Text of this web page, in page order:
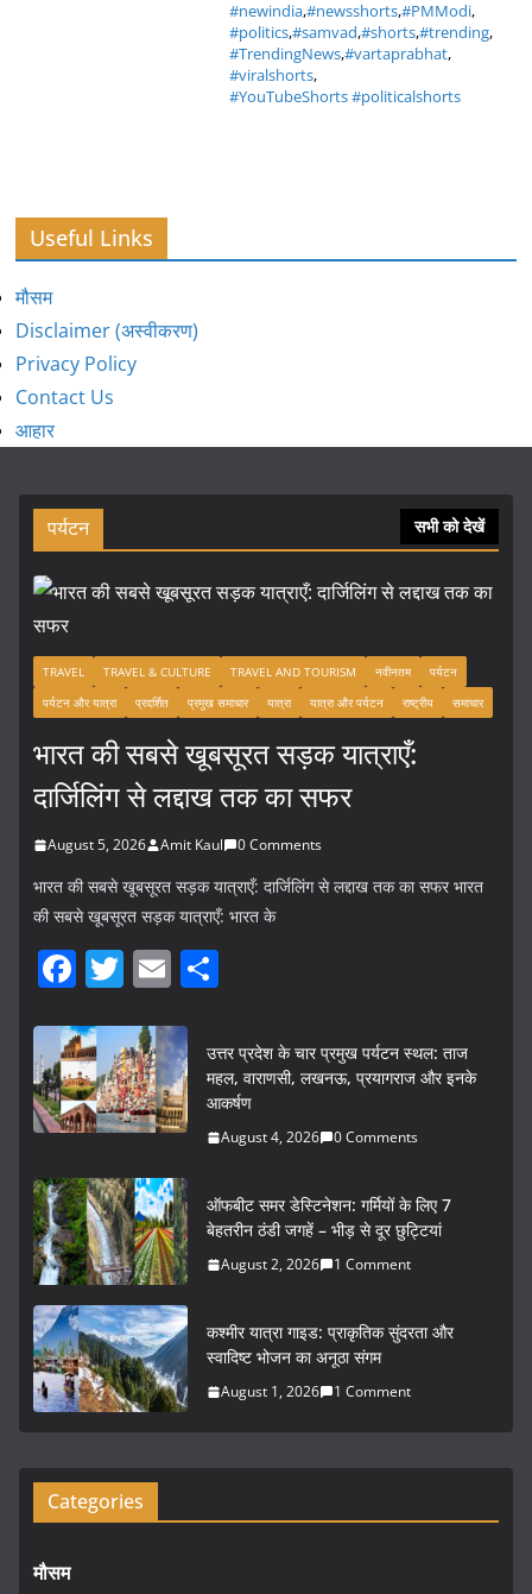
#newindia,#newsshorts,#PMModi,
#politics,#samvad,#shorts,#trending,
#TrendingNews,#vartaprabhat,
#viralshorts,
#YouTubeShorts #politicalshorts
Useful Links
मौसम
Disclaimer (अस्वीकरण)
Privacy Policy
Contact Us
आहार
पर्यटन सभी को देखें
TRAVEL TRAVEL & CULTURE TRAVEL AND TOURISM नवीनतम
पर्यटन
पर्यटन और यात्रा
प्रदर्शित प्रमुख समाचार यात्रा यात्रा और पर्यटन राष्ट्रीय समाचार
भारत की सबसे खूबसूरत सड़क यात्राएँ:
दार्जिलिंग से लद्दाख तक का सफर
August 5, 2026 Amit Kaul 0 Comments
भारत की सबसे खूबसूरत सड़क यात्राएँ: दार्जिलिंग से लद्दाख तक का सफर भारत
की सबसे खूबसूरत सड़क यात्राएँ: भारत के
F
c
e
b
o
k
T
itt
er
E
ai
l
ar
e
उत्तर प्रदेश के चार प्रमुख पर्यटन स्थल: ताज
महल, वाराणसी, लखनऊ, प्रयागराज और इनके
आकर्षण
August 4, 2026 0 Comments
ऑफबीट समर डेस्टिनेशन: गर्मियों के लिए 7
बेहतरीन ठंडी जगहें – भीड़ से दूर छुट्टियां
August 2, 2026 1 Comment
कश्मीर यात्रा गाइड: प्राकृतिक सुंदरता और
स्वादिष्ट भोजन का अनूठा संगम
August 1, 2026 1 Comment
Categories
मौसम